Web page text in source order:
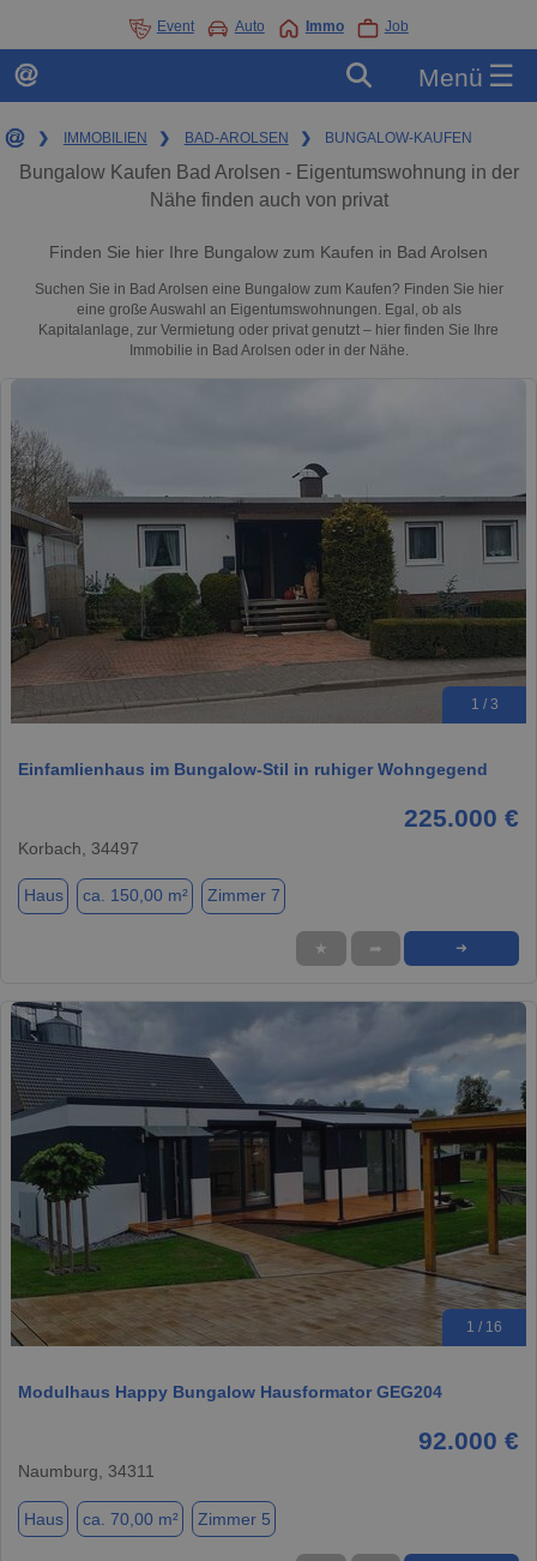
Event Auto Immo Job
Menü ☰
❯ IMMOBILIEN ❯ BAD-AROLSEN ❯ BUNGALOW-KAUFEN
Bungalow Kaufen Bad Arolsen - Eigentumswohnung in der
Nähe finden auch von privat
Finden Sie hier Ihre Bungalow zum Kaufen in Bad Arolsen
Suchen Sie in Bad Arolsen eine Bungalow zum Kaufen? Finden Sie hier
eine große Auswahl an Eigentumswohnungen. Egal, ob als
Kapitalanlage, zur Vermietung oder privat genutzt – hier finden Sie Ihre
Immobilie in Bad Arolsen oder in der Nähe.
1 / 3
Einfamlienhaus im Bungalow-Stil in ruhiger Wohngegend
225.000 €
Korbach, 34497
Haus ca. 150,00 m² Zimmer 7
★ ➦ ➜
1 / 16
Modulhaus Happy Bungalow Hausformator GEG204
92.000 €
Naumburg, 34311
Haus ca. 70,00 m² Zimmer 5